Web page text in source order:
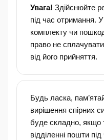
Увага! Здійснюйте
під час отримання.
комплекту чи
право не
від його прийняття.
Будь ласка,
вирішення спірних
буде складно, якщо
відділенні пошти